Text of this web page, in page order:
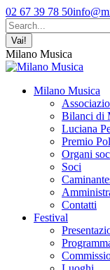
Vai
ai
contenuti
Facebook
page
opens
in
new
window
YouTube
page
opens
in
new
window
Instagram
page
opens
in
new
window
02 67 39 78 50
Cerca:
Milano Musica
Milano Musica
Bilanci di
Luciana
Premio
Organi
Soci
Contatti
Festival